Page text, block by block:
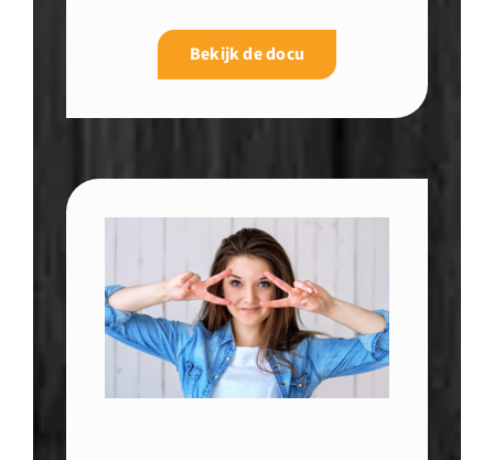
Bekijk de docu